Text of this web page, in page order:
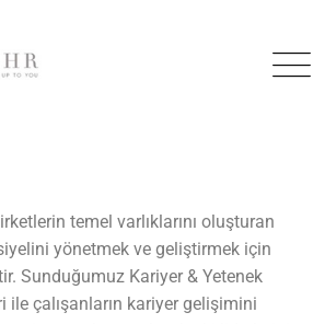
temel varlıklarını oluşturan
yönetmek ve geliştirmek için
Sunduğumuz Kariyer & Yetenek
ile çalışanların kariyer gelişimini